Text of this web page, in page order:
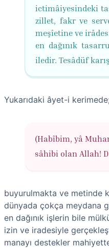
ictimâiyesindeki
zillet, fakr ve
meşîetine ve
en dağınık
iledir. Tesâdüf
Yukarıdaki âyet-i
(Habîbim, yâ
sâhibi olan Allah!
buyurulmakta ve metinde
dünyada çokça meydana
en dağınık işlerin bile
izin ve iradesiyle
manayı destekler